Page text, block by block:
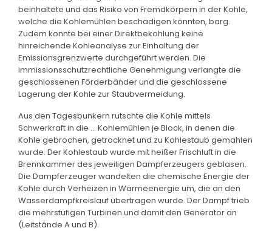
beinhaltete und das Risiko von Fremdkörpern in der Kohle,
welche die Kohlemühlen beschädigen könnten, barg.
Zudem konnte bei einer Direktbekohlung keine
hinreichende Kohleanalyse zur Einhaltung der
Emissionsgrenzwerte durchgeführt werden. Die
immissionsschutzrechtliche Genehmigung verlangte die
geschlossenen Förderbänder und die geschlossene
Lagerung der Kohle zur Staubvermeidung.
Aus den Tagesbunkern rutschte die Kohle mittels
Schwerkraft in die ... Kohlemühlen je Block, in denen die
Kohle gebrochen, getrocknet und zu Kohlestaub gemahlen
wurde. Der Kohlestaub wurde mit heißer Frischluft in die
Brennkammer des jeweiligen Dampferzeugers geblasen.
Die Dampferzeuger wandelten die chemische Energie der
Kohle durch Verheizen in Wärmeenergie um, die an den
Wasserdampfkreislauf übertragen wurde. Der Dampf trieb
die mehrstufigen Turbinen und damit den Generator an
(Leitstände A und B).